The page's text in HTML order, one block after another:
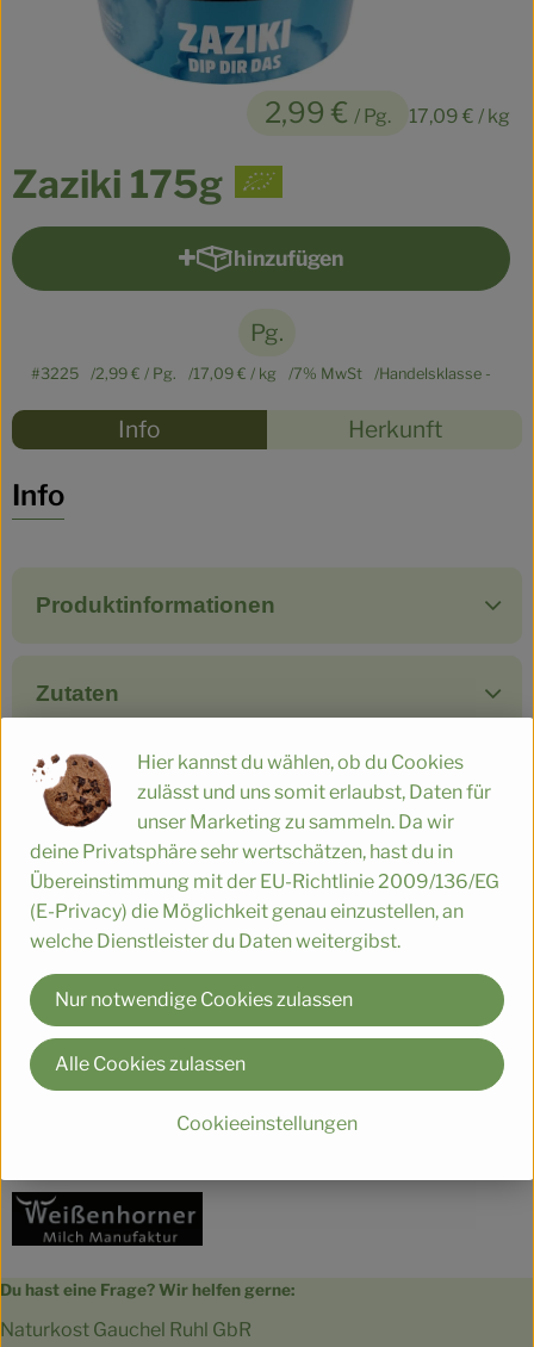
Kühltheke
Speisekammer
Getränke
So geht’s
Zaziki 175g
2,99 € / Pg. 17,09 € / kg
hinzufügen
Produkt zum Warenkorb
Pg.
#3225 2,99 € / Pg. 17,09 € / kg 7% MwSt Handelsklasse -
Rezepte
Info Herkunft
Info
Produktinformationen
Zutaten
Nährwert-Info
Produktdatenblatt
Herkunft
Hersteller: WMF
Du hast eine Frage? Wir helfen gerne:
Naturkost Gauchel Ruhl GbR
Hier kannst du wählen, ob du Cookies
zulässt und uns somit erlaubst, Daten für
unser Marketing zu sammeln. Da wir
deine Privatsphäre sehr wertschätzen, hast du in
Übereinstimmung mit der EU-Richtlinie 2009/136/EG
(E-Privacy) die Möglichkeit genau einzustellen, an
welche Dienstleister du Daten weitergibst.
Cookieeinstellungen
Nur notwendige Cookies zulassen
Alle Cookies zulassen